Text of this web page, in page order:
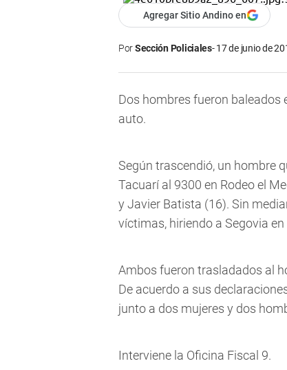
Agregar Sitio Andino en
PorSección Policiales 17 de junio de
Dos hombres fueron baleados
auto.
Según trascendió, un hombre
Tacuarí al 9300 en Rodeo el
y Javier Batista (16). Sin
víctimas, hiriendo a Segovia
Ambos fueron trasladados al
De acuerdo a sus
junto a dos mujeres y dos
Interviene la Oficina Fiscal 9.